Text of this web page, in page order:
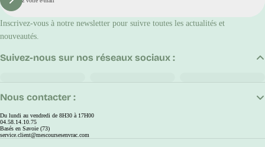
S'inscrire
Inscrivez-vous à notre newsletter pour suivre toutes les actualités et
nouveautés.
Nous contacter :
Du lundi au vendredi de 8H30 à 17H00
04.58.14.10.75
Basés en Savoie (73)
service.client@mescoursesenvrac.com
Suivez-nous sur nos réseaux sociaux :